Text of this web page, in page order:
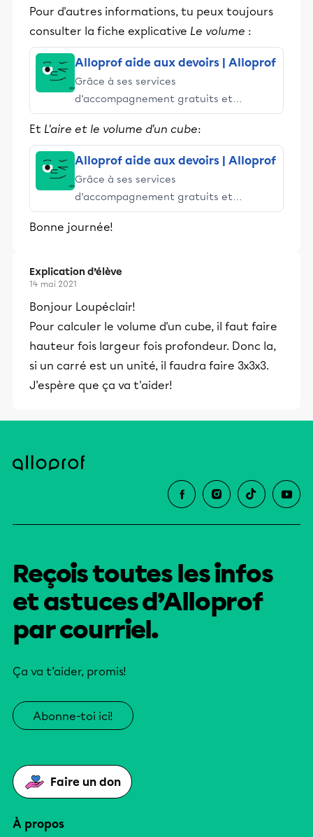
Pour d'autres informations, tu peux toujours
consulter la fiche explicative Le volume :
Alloprof aide aux devoirs | Alloprof
Grâce à ses services
d’accompagnement gratuits et
stimulants, Alloprof engage les élèves
et leurs parents dans la réussite
Et L'aire et le volume d'un cube:
Alloprof aide aux devoirs | Alloprof
Grâce à ses services
d’accompagnement gratuits et
stimulants, Alloprof engage les élèves
et leurs parents dans la réussite
Bonne journée!
Explication d’élève
14 mai 2021
Bonjour Loupéclair!
Pour calculer le volume d'un cube, il faut faire
hauteur fois largeur fois profondeur. Donc la,
si un carré est un unité, il faudra faire 3x3x3.
J'espère que ça va t'aider!
Reçois toutes les infos
et astuces d’Alloprof
par courriel.
Ça va t’aider, promis!
Abonne-toi ici!
Faire un don
À propos